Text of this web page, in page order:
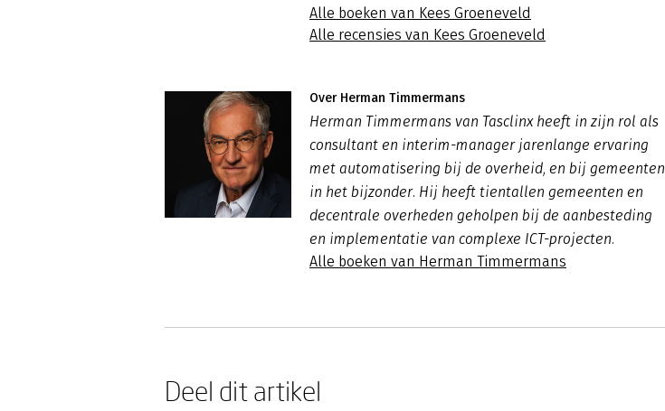
Alle boeken van Kees Groeneveld
Alle recensies van Kees Groeneveld
Over Herman Timmermans
Herman Timmermans van Tasclinx heeft in zijn rol als
consultant en interim-manager jarenlange ervaring
met automatisering bij de overheid, en bij gemeenten
in het bijzonder. Hij heeft tientallen gemeenten en
decentrale overheden geholpen bij de aanbesteding
en implementatie van complexe ICT-projecten.
Alle boeken van Herman Timmermans
Deel dit artikel